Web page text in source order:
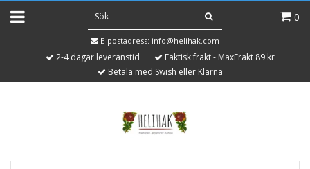
0
E-postadress: info@helihak.com
2-4 dagar leveranstid
Faktisk frakt - MaxFrakt 89 kr
Betala med Swish eller Klarna